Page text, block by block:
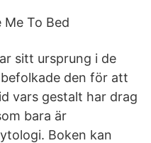
To Bed
sitt ursprung i de
den för att
vars gestalt har drag
bara är
Boken kan